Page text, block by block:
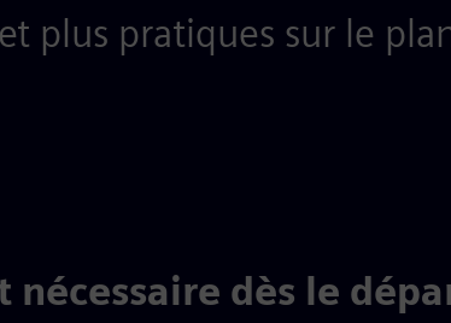
plus pratiques sur le
nécessaire dès le